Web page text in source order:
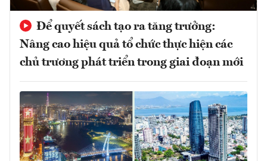
Để quyết sách tạo ra tăng trưởng:
Nâng cao hiệu quả tổ chức thực hiện các
chủ trương phát triển trong giai đoạn mới